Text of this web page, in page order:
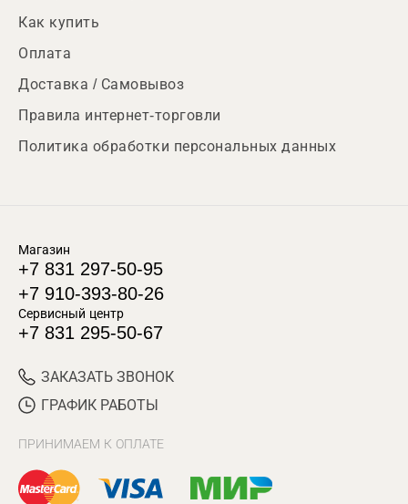
Как купить
Оплата
Доставка / Самовывоз
Правила интернет-торговли
Политика обработки персональных данных
Магазин
+7 831 297-50-95
+7 910-393-80-26
Сервисный центр
+7 831 295-50-67
ЗАКАЗАТЬ ЗВОНОК
ГРАФИК РАБОТЫ
ПРИНИМАЕМ К ОПЛАТЕ